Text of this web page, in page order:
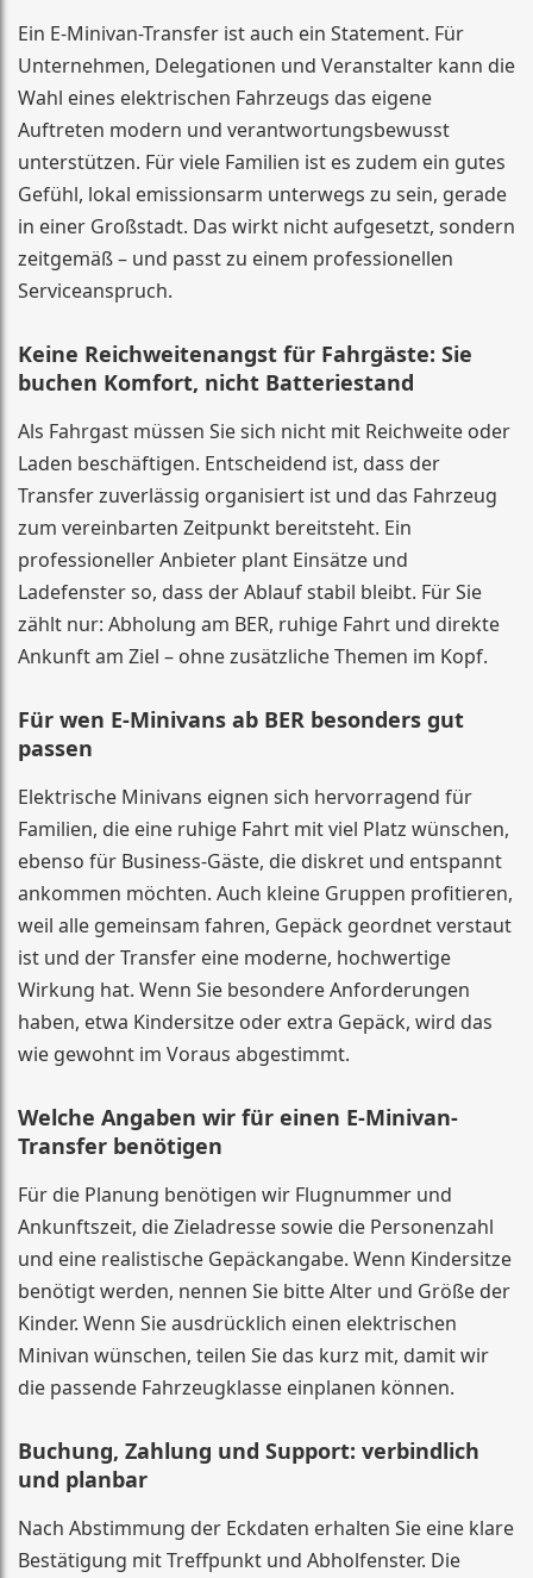
Ein E-Minivan-Transfer ist auch ein Statement. Für
Unternehmen, Delegationen und Veranstalter kann die
Wahl eines elektrischen Fahrzeugs das eigene
Auftreten modern und verantwortungsbewusst
unterstützen. Für viele Familien ist es zudem ein gutes
Gefühl, lokal emissionsarm unterwegs zu sein, gerade
in einer Großstadt. Das wirkt nicht aufgesetzt, sondern
zeitgemäß – und passt zu einem professionellen
Serviceanspruch.
Keine Reichweitenangst für Fahrgäste: Sie
buchen Komfort, nicht Batteriestand
Als Fahrgast müssen Sie sich nicht mit Reichweite oder
Laden beschäftigen. Entscheidend ist, dass der
Transfer zuverlässig organisiert ist und das Fahrzeug
zum vereinbarten Zeitpunkt bereitsteht. Ein
professioneller Anbieter plant Einsätze und
Ladefenster so, dass der Ablauf stabil bleibt. Für Sie
zählt nur: Abholung am BER, ruhige Fahrt und direkte
Ankunft am Ziel – ohne zusätzliche Themen im Kopf.
Für wen E-Minivans ab BER besonders gut
passen
Elektrische Minivans eignen sich hervorragend für
Familien, die eine ruhige Fahrt mit viel Platz wünschen,
ebenso für Business-Gäste, die diskret und entspannt
ankommen möchten. Auch kleine Gruppen profitieren,
weil alle gemeinsam fahren, Gepäck geordnet verstaut
ist und der Transfer eine moderne, hochwertige
Wirkung hat. Wenn Sie besondere Anforderungen
haben, etwa Kindersitze oder extra Gepäck, wird das
wie gewohnt im Voraus abgestimmt.
Welche Angaben wir für einen E-Minivan-
Transfer benötigen
Für die Planung benötigen wir Flugnummer und
Ankunftszeit, die Zieladresse sowie die Personenzahl
und eine realistische Gepäckangabe. Wenn Kindersitze
benötigt werden, nennen Sie bitte Alter und Größe der
Kinder. Wenn Sie ausdrücklich einen elektrischen
Minivan wünschen, teilen Sie das kurz mit, damit wir
die passende Fahrzeugklasse einplanen können.
Buchung, Zahlung und Support: verbindlich
und planbar
Nach Abstimmung der Eckdaten erhalten Sie eine klare
Bestätigung mit Treffpunkt und Abholfenster. Die